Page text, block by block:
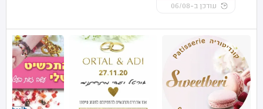
עודכן ב-06/08